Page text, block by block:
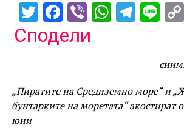
Twitter
Facebook
Viber Line
Сподели
„Пиратите на Средиземно море“ и
бунтарките на моретата“ акостират
юни